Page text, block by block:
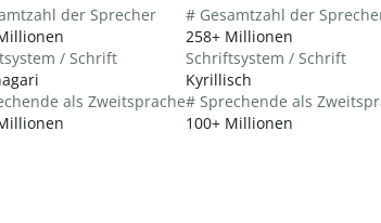
der Sprecher
/ Schrift
als Zweitsprache
# Gesamtzahl der
258+ Millionen
Schriftsystem / Schrift
Kyrillisch
# Sprechende als
100+ Millionen